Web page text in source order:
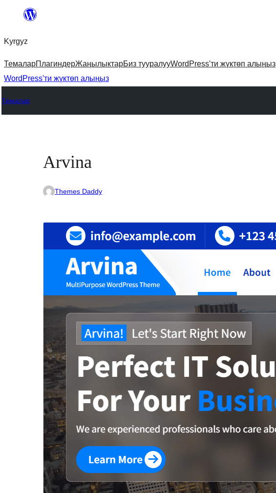
Мазмунга
Kyrgyz
ТемаларПлагиндерЖаңылыктарБиз тууралууWordPress'ти жүктөп алыңыз
WordPress'ти жүктөп алыңыз
Темалар
Arvina
Themes Daddy